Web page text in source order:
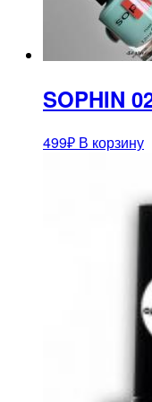
SOPHIN
499₽ В корзину